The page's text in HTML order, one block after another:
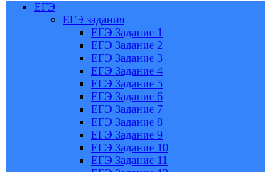
ЕГЭ
ЕГЭ задания
ЕГЭ Задание 1
ЕГЭ Задание 2
ЕГЭ Задание 3
ЕГЭ Задание 4
ЕГЭ Задание 5
ЕГЭ Задание 6
ЕГЭ Задание 7
ЕГЭ Задание 8
ЕГЭ Задание 9
ЕГЭ Задание 10
ЕГЭ Задание 11